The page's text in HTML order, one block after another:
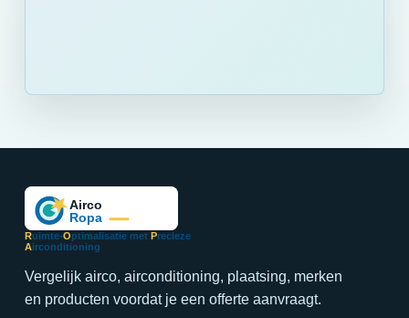
Ruimte-Optimalisatie met Precieze
Airconditioning
Vergelijk airco, airconditioning, plaatsing, merken
en producten voordat je een offerte aanvraagt.